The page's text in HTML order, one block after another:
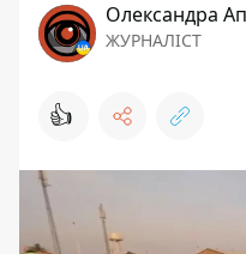
Олександра
ЖУРНАЛІСТ
👍